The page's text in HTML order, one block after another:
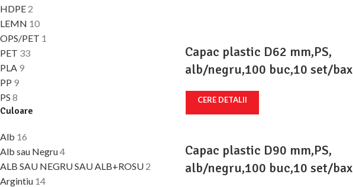
HDPE 2
LEMN 10
OPS/PET 1
PET 33
PLA 9
PP 9
PS 8
Culoare
Alb 16
Alb sau Negru4
ALB SAU NEGRU SAU ALB+ROSU 2
Argintiu 14
Capac plastic D62 mm,PS,
alb/negru,100 buc,10 set/bax
CERE DETALII
Capac plastic D90 mm,PS,
alb/negru,100 buc,10 set/bax